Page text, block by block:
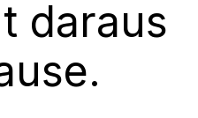
daraus